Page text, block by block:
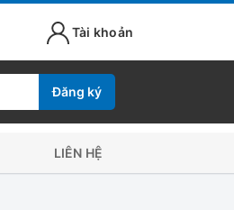
Tài khoản
Đăng ký
LIÊN HỆ